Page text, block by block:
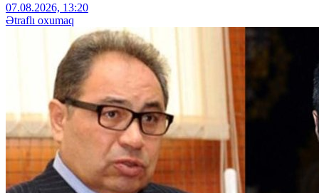
07.08.2026, 13:20
Ətraflı oxumaq